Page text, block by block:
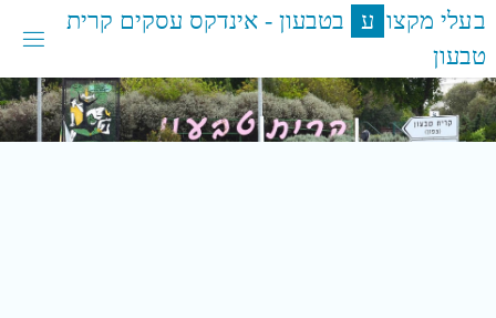
דלגו
בעלי מקצו ע בטבעון - אינדקס עסקים קרית
טבעון